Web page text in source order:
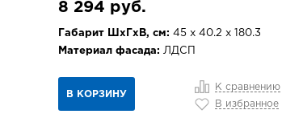
8 294 руб.
Габарит ШхГхВ, см: 45 х 40.2 х 180.3
Материал фасада: ЛДСП
В КОРЗИНУ
К сравнению
В избранное